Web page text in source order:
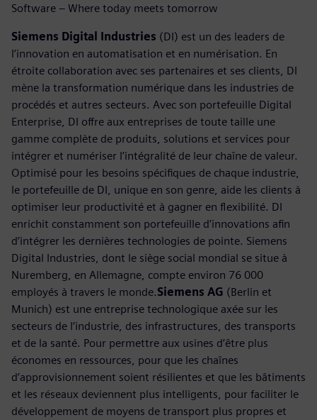
Software – Where today meets tomorrow
Siemens Digital Industries (DI) est un des leaders de
l’innovation en automatisation et en numérisation. En
étroite collaboration avec ses partenaires et ses clients, DI
mène la transformation numérique dans les industries de
procédés et autres secteurs. Avec son portefeuille Digital
Enterprise, DI offre aux entreprises de toute taille une
gamme complète de produits, solutions et services pour
intégrer et numériser l’intégralité de leur chaîne de valeur.
Optimisé pour les besoins spécifiques de chaque industrie,
le portefeuille de DI, unique en son genre, aide les clients à
optimiser leur productivité et à gagner en flexibilité. DI
enrichit constamment son portefeuille d’innovations afin
d’intégrer les dernières technologies de pointe. Siemens
Digital Industries, dont le siège social mondial se situe à
Nuremberg, en Allemagne, compte environ 76 000
employés à travers le monde.Siemens AG (Berlin et
Munich) est une entreprise technologique axée sur les
secteurs de l’industrie, des infrastructures, des transports
et de la santé. Pour permettre aux usines d’être plus
économes en ressources, pour que les chaînes
d’approvisionnement soient résilientes et que les bâtiments
et les réseaux deviennent plus intelligents, pour faciliter le
développement de moyens de transport plus propres et